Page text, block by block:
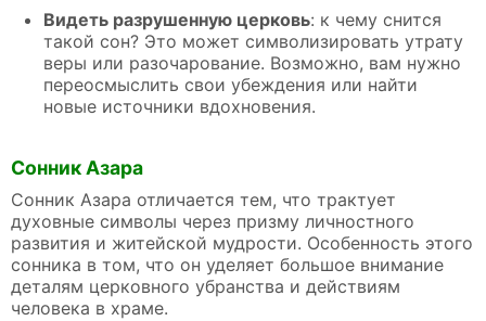
Видеть разрушенную церковь: к чему снится
такой сон? Это может символизировать утрату
веры или разочарование. Возможно, вам нужно
переосмыслить свои убеждения или найти
новые источники вдохновения.
Сонник Азара
Сонник Азара отличается тем, что трактует
духовные символы через призму личностного
развития и житейской мудрости. Особенность этого
сонника в том, что он уделяет большое внимание
деталям церковного убранства и действиям
человека в храме.